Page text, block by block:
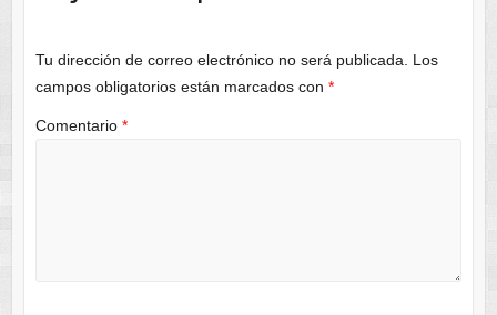
Tu dirección de correo electrónico no será publicada.
Los
campos obligatorios están marcados con *
Comentario *